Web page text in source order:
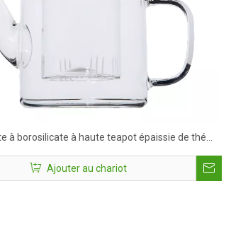
à borosilicate à haute teapot épaissie de thé
à la maison en acier inoxydable
Ajouter au chariot